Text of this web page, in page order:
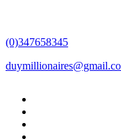
(0)347658345
duymillionaires